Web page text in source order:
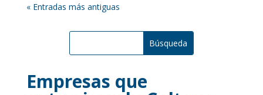
« Entradas más antiguas
Empresas que